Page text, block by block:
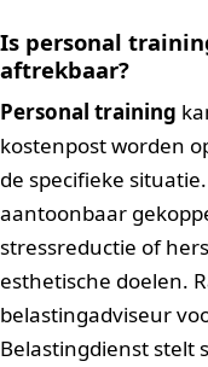
Is personal
aftrekbaar?
Personal training
kostenpost worden
de specifieke
aantoonbaar
stressreductie of
esthetische doelen.
belastingadviseur
Belastingdienst stelt